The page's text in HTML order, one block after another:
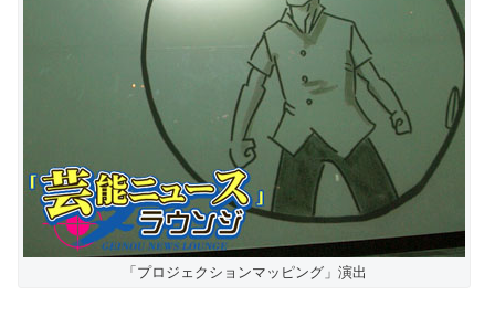
「プロジェクションマッピング」演出